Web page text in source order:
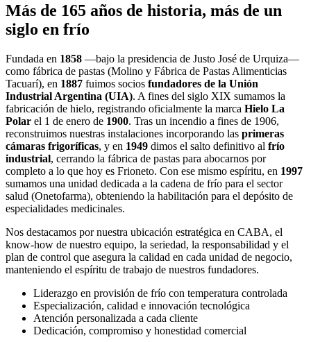
Más de 165 años de historia, más de un
siglo en frío
Fundada en 1858 —bajo la presidencia de Justo José de Urquiza—
como fábrica de pastas (Molino y Fábrica de Pastas Alimenticias
Tacuarí), en 1887 fuimos socios fundadores de la Unión
Industrial Argentina (UIA). A fines del siglo XIX sumamos la
fabricación de hielo, registrando oficialmente la marca Hielo La
Polar el 1 de enero de 1900. Tras un incendio a fines de 1906,
reconstruimos nuestras instalaciones incorporando las primeras
cámaras frigoríficas, y en 1949 dimos el salto definitivo al frío
industrial, cerrando la fábrica de pastas para abocarnos por
completo a lo que hoy es Frioneto. Con ese mismo espíritu, en 1997
sumamos una unidad dedicada a la cadena de frío para el sector
salud (Onetofarma), obteniendo la habilitación para el depósito de
especialidades medicinales.
Nos destacamos por nuestra ubicación estratégica en CABA, el
know-how de nuestro equipo, la seriedad, la responsabilidad y el
plan de control que asegura la calidad en cada unidad de negocio,
manteniendo el espíritu de trabajo de nuestros fundadores.
Liderazgo en provisión de frío con temperatura controlada
Especialización, calidad e innovación tecnológica
Atención personalizada a cada cliente
Dedicación, compromiso y honestidad comercial